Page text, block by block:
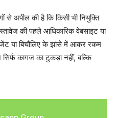
से अपील की है कि किसी भी नियुक्ति
की पहले आधिकारिक वेबसाइट या
या बिचौलिए के झांसे में आकर रकम
कागज का टुकड़ा नहीं, बल्कि